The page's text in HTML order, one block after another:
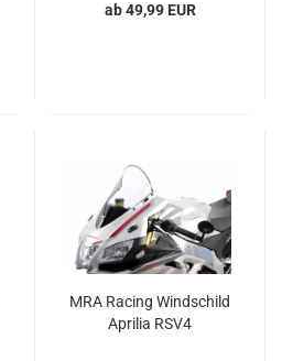
ab 49,99 EUR
MRA Racing Windschild
Aprilia RSV4